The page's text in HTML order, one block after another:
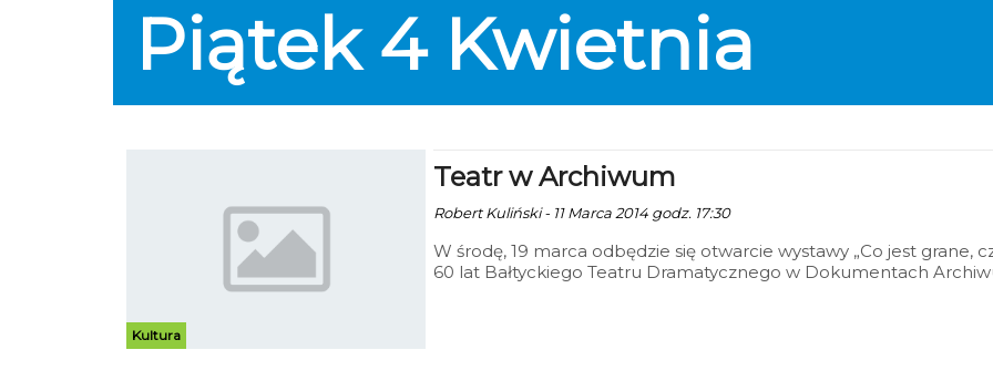
Piątek 4 Kwietnia
Kultura
Teatr w Archiwum
Robert Kuliński - 11 Marca 2014 godz. 17:30
W środę, 19 marca odbędzie się otwarcie wystawy „Co jest grane,
60 lat Bałtyckiego Teatru Dramatycznego w Dokumentach